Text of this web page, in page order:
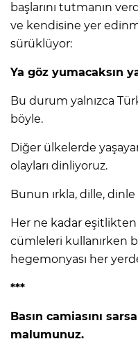
başlarını tutmanın
ve kendisine yer
sürüklüyor:
Ya göz yumacaksın
Bu durum yalnızca
böyle.
Diğer ülkelerde
olayları dinliyoruz.
Bunun ırkla, dille,
Her ne kadar
cümleleri kullanırken
hegemonyası her
***
Basın camiasını
malumunuz.